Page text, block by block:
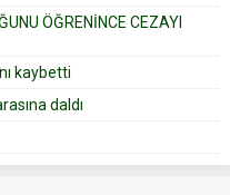
ÖĞRENİNCE CEZAYI
kaybetti
daldı